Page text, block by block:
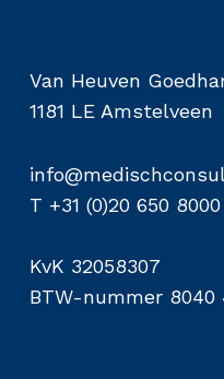
Van Heuven
1181 LE Amstelveen
T +31 (0)20 650 8000
KvK 32058307
BTW-nummer